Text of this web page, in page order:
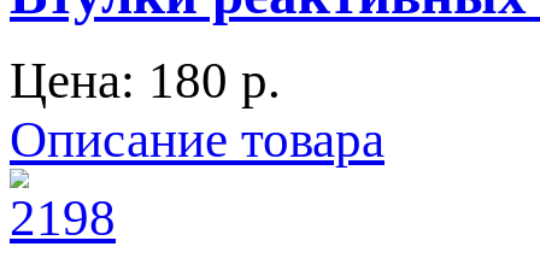
Цена: 180 p.
Описание товара